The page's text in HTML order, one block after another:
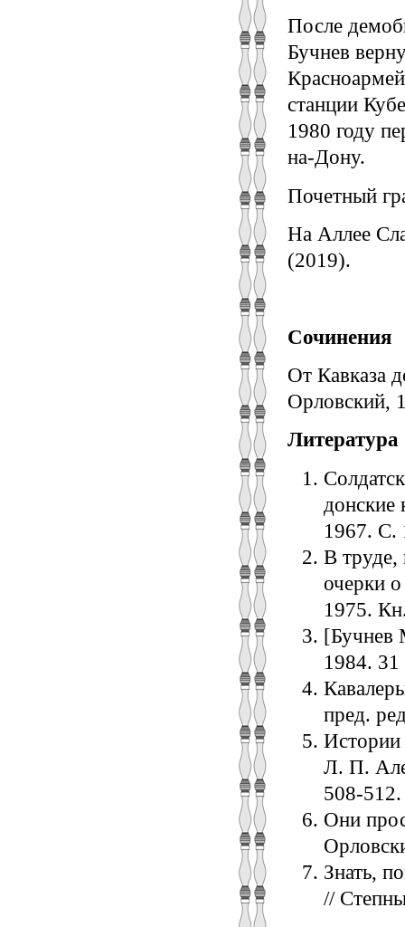
После
Бучнев
станции
1980 году
на-Дону.
Почетный
На Аллее
(2019).
Сочинения
От Кавказа
Орловский,
Литература
1967. С.
В труде,
очерки
1975.
[Бучнев
1984. 31
пред.
Истории
Л. П.
508-512.
Они
Знать,
//